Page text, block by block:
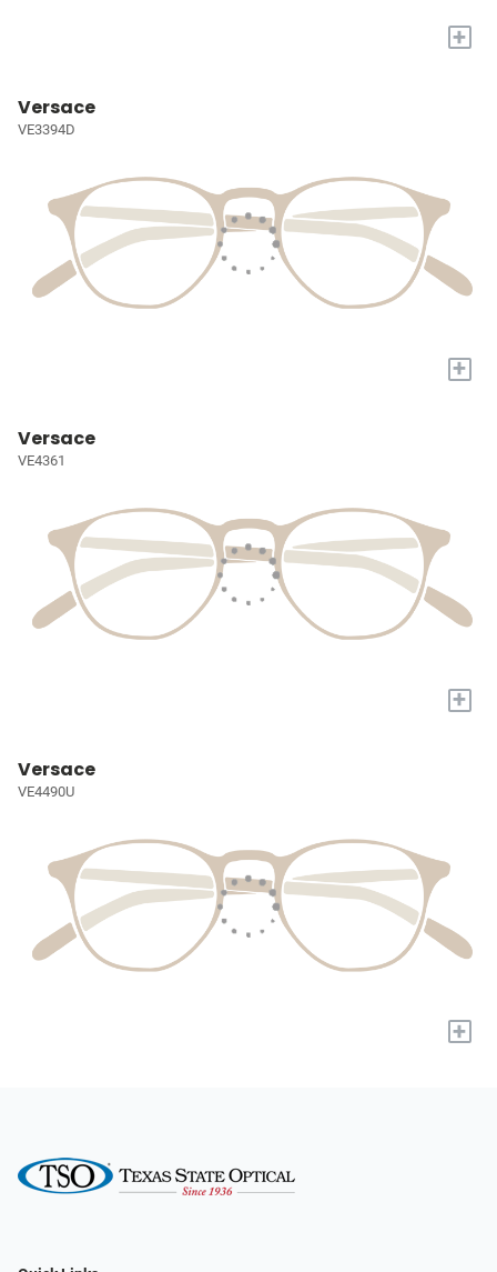
+
Versace
VE3394D
+
Versace
VE4361
+
Versace
VE4490U
+